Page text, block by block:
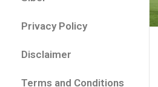
Privacy Policy
Disclaimer
Terms and Conditions